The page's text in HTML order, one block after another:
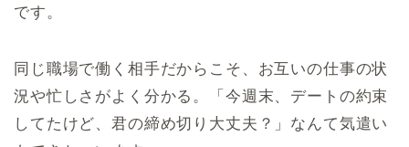
です。
同じ職場で働く相手だからこそ、お互いの仕事の状
況や忙しさがよく分かる。「今週末、デートの約束
してたけど、君の締め切り大丈夫？」なんて気遣い